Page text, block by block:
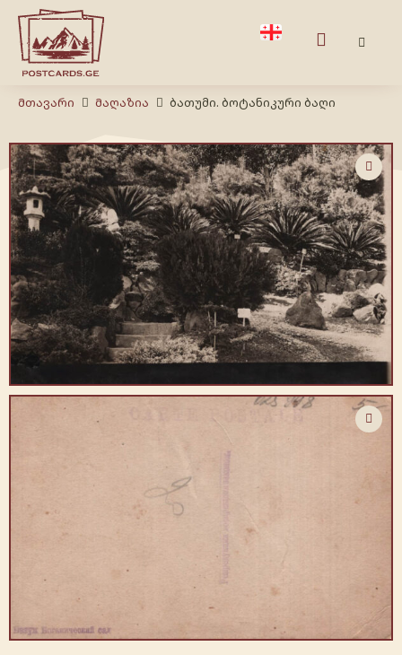
Მთავარი Მაღაზია ბათუმი. ბოტანიკური ბაღი